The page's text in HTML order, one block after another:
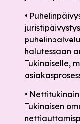
•
halutessaan
Tukinaiselle,
•
Tukinaisen